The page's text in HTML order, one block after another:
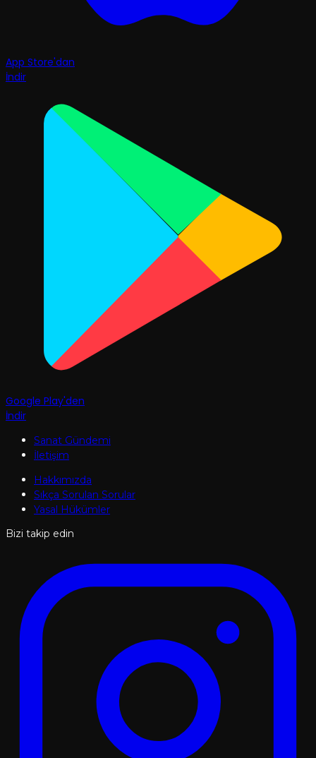
App Store'dan
İndir
Google Play'den
İndir
Sanat Gündemi
İletişim
Hakkımızda
Sıkça Sorulan Sorular
Yasal Hükümler
Bizi takip edin